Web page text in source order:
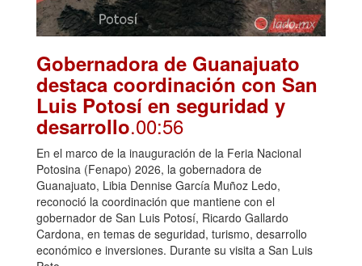
Gobernadora de Guanajuato
destaca coordinación con San
Luis Potosí en seguridad y
desarrollo.00:56
En el marco de la inauguración de la Feria Nacional
Potosina (Fenapo) 2026, la gobernadora de
Guanajuato, Libia Dennise García Muñoz Ledo,
reconoció la coordinación que mantiene con el
gobernador de San Luis Potosí, Ricardo Gallardo
Cardona, en temas de seguridad, turismo, desarrollo
económico e inversiones. Durante su visita a San Luis